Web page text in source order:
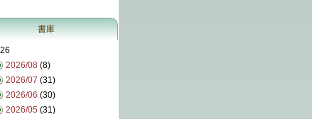
書庫
2026/08 (8)
2026/07 (31)
2026/06 (30)
2026/05 (31)